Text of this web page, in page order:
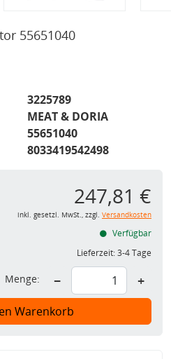
55651040
3225789
MEAT & DORIA
55651040
8033419542498
247,81 €
inkl. gesetzl. MwSt., zzgl. Versandkosten
Verfügbar
Lieferzeit:3-4 Tage
Menge: − +
Warenkorb